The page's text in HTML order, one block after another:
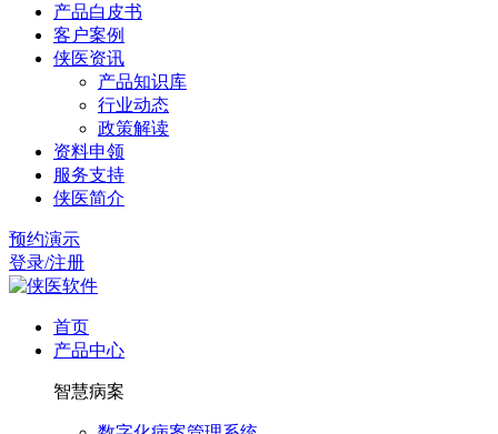
产品白皮书
客户案例
侠医资讯
产品知识库
行业动态
政策解读
资料申领
服务支持
侠医简介
预约演示
登录/注册
首页
产品中心
智慧病案